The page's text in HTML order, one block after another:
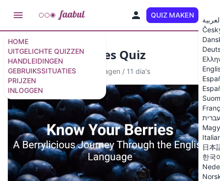
HOME
UITGELICHTE QUIZZEN
HANDLEIDINGEN
GEBRUIKSSITUATIES
PRIJZEN
INLOGGEN
QUIZ MAKEN
עברית
日本
한국
Know Your Berries Quiz
Quiz met Vertelling 10 vragen / 11 dia's